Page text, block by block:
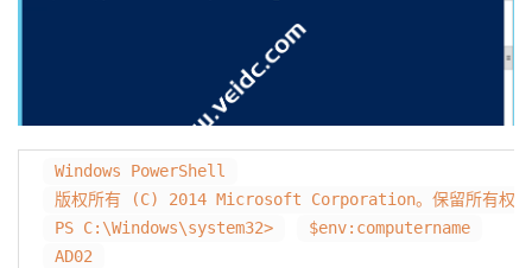
Windows PowerShell
版权所有 (C) 2014 Microsoft Corporation。保留所有权
PS C:\Windows\system32>
$env:computername
AD02